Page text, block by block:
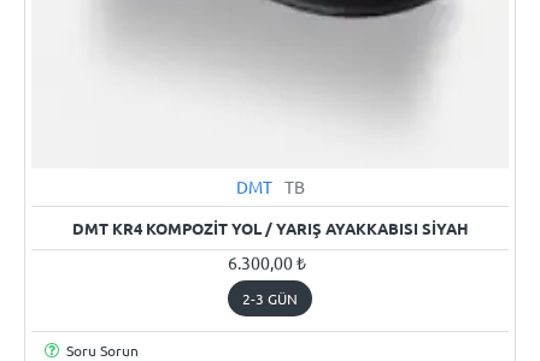
2-3 GÜN DMT TB
DMT KR4 KOMPOZIT YOL / YARIŞ AYAKKABISI SIYAH
6.300,00 ₺
2-3 GÜN
Soru Sorun